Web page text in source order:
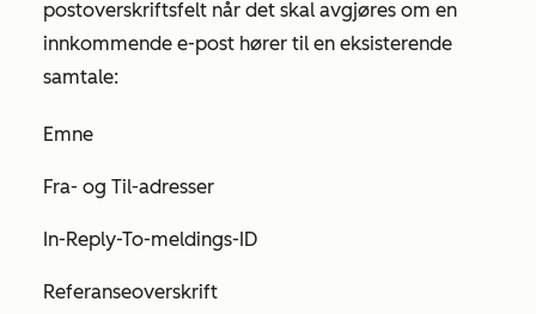
postoverskriftsfelt når det skal avgjøres om en
innkommende e-post hører til en eksisterende
samtale:
Emne
Fra- og Til-adresser
In-Reply-To-meldings-ID
Referanseoverskrift